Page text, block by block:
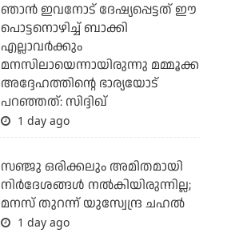
ഞാന്‍ ഇവനോട് ദേഷ്യപ്പെട്ടത് ഈ
പൊട്ടനൊഴിച്ച് ബാക്കി
എല്ലാവര്‍ക്കും
മനസിലായെന്നായിരുന്നു മമ്മൂക്ക
അദ്ദേഹത്തിന്റെ ഭാര്യയോട്
പറഞ്ഞത്: സിദ്ദിഖ്
1 day ago
സഞ്ജു ഒരിക്കലും അമിതമായി
നിര്‍ദേശങ്ങള്‍ നല്‍കിയിരുന്നില്ല;
മനസ് തുറന്ന് യുസ്വേന്ദ്ര ചഹല്‍
1 day ago